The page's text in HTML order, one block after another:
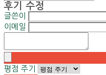
후기 수정
글쓴이
이메일
평점 주기